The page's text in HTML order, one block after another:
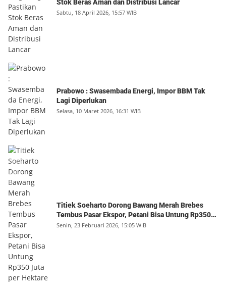
Stok Beras Aman dan Distribusi Lancar
Sabtu, 18 April 2026, 15:57 WIB
Prabowo : Swasembada Energi, Impor BBM Tak
Lagi Diperlukan
Selasa, 10 Maret 2026, 16:31 WIB
Titiek Soeharto Dorong Bawang Merah Brebes
Tembus Pasar Ekspor, Petani Bisa Untung Rp350
Juta per Hektare
Senin, 23 Februari 2026, 15:05 WIB